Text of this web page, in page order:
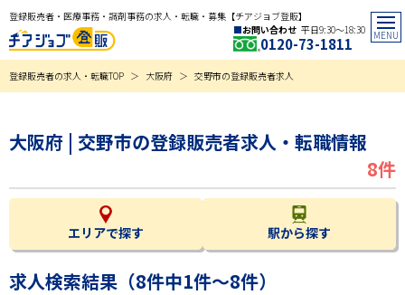
登録販売者・医療事務・調剤事務の求人・転職・募集【チアジョブ登販】
お問い合わせ 平日9:30〜18:30
0120-73-1811
登録販売者の求人・転職TOP 大阪府 交野市の登録販売者求人
大阪府 | 交野市の登録販売者求人・転職情報
8件
エリアで探す 駅から探す
求人検索結果（8件中1件～8件）